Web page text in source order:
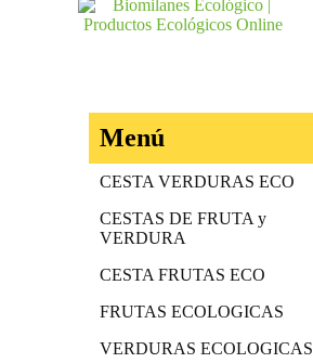
Menú
CESTA VERDURAS ECO
CESTAS DE FRUTA y
VERDURA
CESTA FRUTAS ECO
FRUTAS ECOLOGICAS
VERDURAS ECOLOGICAS